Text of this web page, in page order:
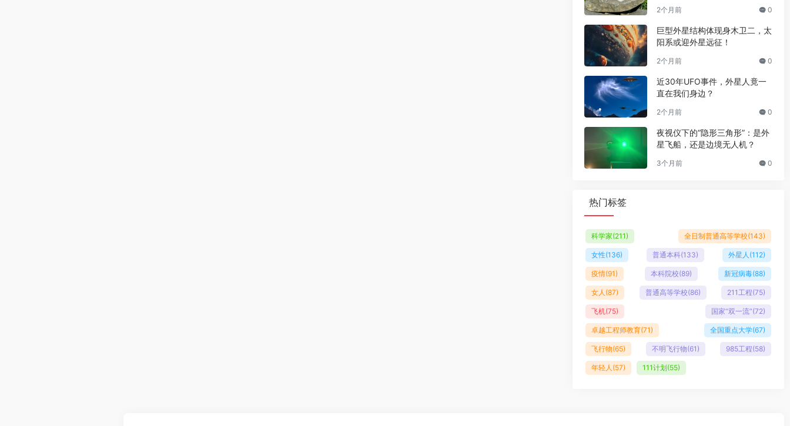
2个月前 0
巨型外星结构体现身木卫二，太
阳系或迎外星远征！
2个月前 0
近30年UFO事件，外星人竟一
直在我们身边？
2个月前 0
夜视仪下的“隐形三角形”：是外
星飞船，还是边境无人机？
3个月前 0
热门标签
科学家(211) 全日制普通高等学校(143)
女性(136) 普通本科(133) 外星人 (112)
疫情(91) 本科院校(89) 新冠病毒(88)
女人 (87) 普通高等学校(86) 211工程(75)
飞机(75) 国家“双一流”(72)
卓越工程师教育(71) 全国重点大学(67)
飞行物(65) 不明飞行物(61) 985工程(58)
年轻人 (57) 111计划(55)